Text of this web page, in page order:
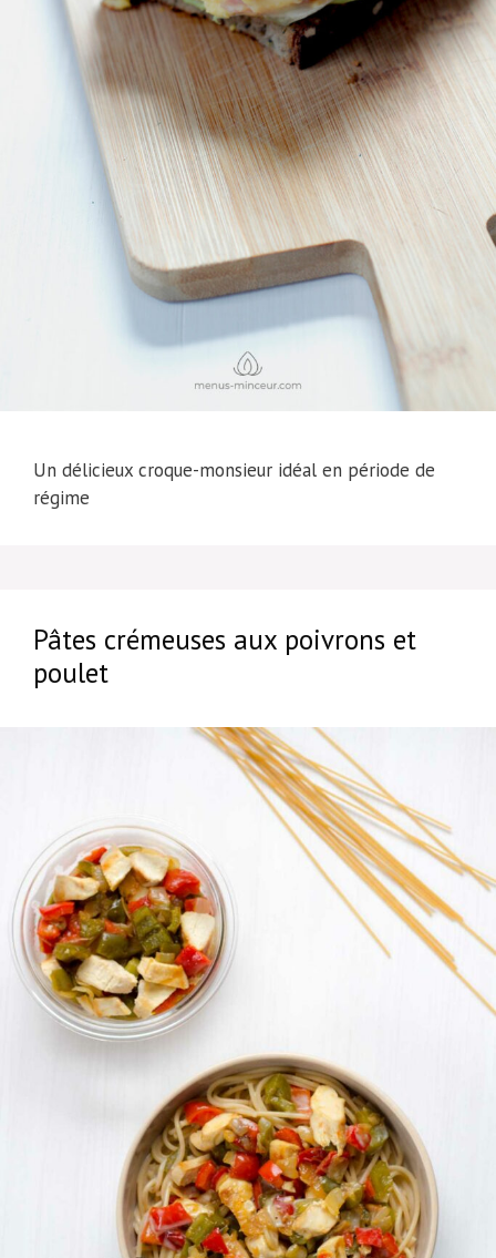
Un délicieux croque-monsieur idéal en période de
régime
Pâtes crémeuses aux poivrons et
poulet